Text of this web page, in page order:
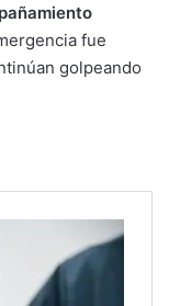
fue
golpeando